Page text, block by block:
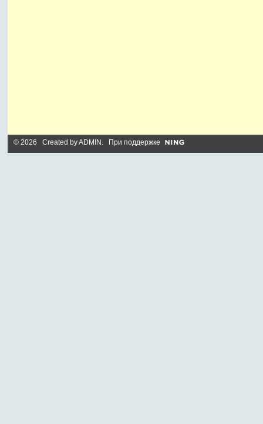
© 2026 Created byADMIN . При поддержке